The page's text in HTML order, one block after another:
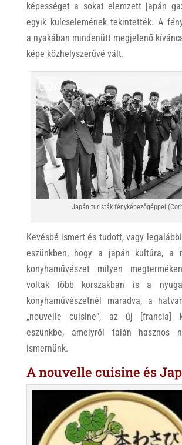
képességet a sokat elemzett japán
egyik kulcselemének tekintették. A
a nyakában mindenütt megjelenő
képe közhelyszerűvé vált.
Japán turisták fényképezőgéppel
Kevésbé ismert és tudott, vagy
eszünkben, hogy a japán kultúra, a
konyhaművészet milyen
voltak több korszakban is a
konyhaművészetnél maradva, a
„nouvelle cuisine”, az új [francia]
eszünkbe, amelyről talán hasznos
ismernünk.
A nouvelle cuisine és